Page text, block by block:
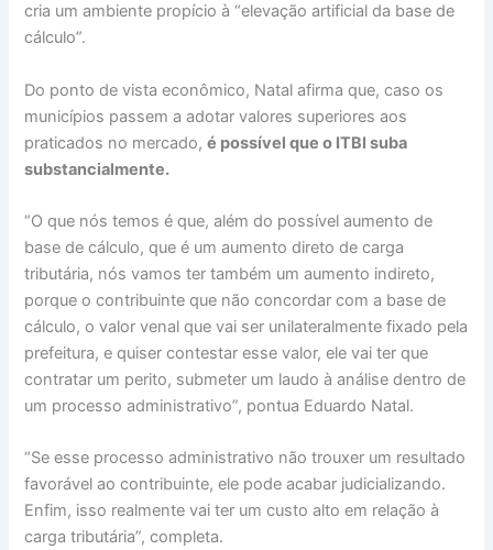
cria um ambiente propício à “elevação artificial da base de
cálculo”.
Do ponto de vista econômico, Natal afirma que, caso os
municípios passem a adotar valores superiores aos
praticados no mercado,é possível que o ITBI suba
substancialmente.
“O que nós temos é que, além do possível aumento de
base de cálculo, que é um aumento direto de carga
tributária, nós vamos ter também um aumento indireto,
porque o contribuinte que não concordar com a base de
cálculo, o valor venal que vai ser unilateralmente fixado pela
prefeitura, e quiser contestar esse valor, ele vai ter que
contratar um perito, submeter um laudo à análise dentro de
um processo administrativo”, pontua Eduardo Natal.
“Se esse processo administrativo não trouxer um resultado
favorável ao contribuinte, ele pode acabar judicializando.
Enfim, isso realmente vai ter um custo alto em relação à
carga tributária”, completa.